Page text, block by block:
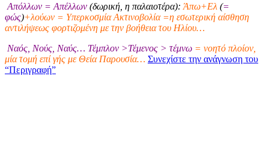
Απόλλων = Απέλλων (δωρική, η παλαιοτέρα): Άπω+Ελ (=
φώς)+λούων = Υπερκοσμία Ακτινοβολία =η εσωτερική αίσθηση
αντιλήψεως φορτιζομένη με την βοήθεια του Ηλίου…
Ναός, Νούς, Ναύς… Τέμπλον >Τέμενος > τέμνω = νοητό πλοίον,
μία τομή επί γής με Θεία Παρουσία… Συνεχίστε την ανάγνωση του
“Περιγραφή”